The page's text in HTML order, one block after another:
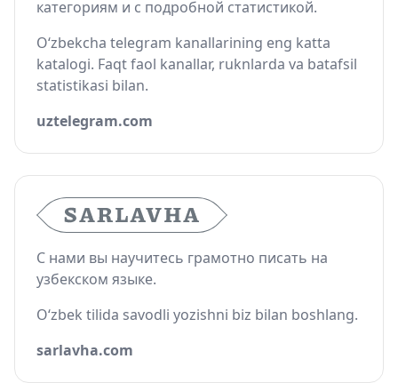
категориям и с подробной статистикой.
O‘zbekcha telegram kanallarining eng katta
katalogi. Faqt faol kanallar, ruknlarda va batafsil
statistikasi bilan.
uztelegram.com
С нами вы научитесь грамотно писать на
узбекском языке.
O‘zbek tilida savodli yozishni biz bilan boshlang.
sarlavha.com